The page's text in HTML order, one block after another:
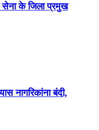
सेना के जिला प्रमुख
नागरिकांना बंदी,